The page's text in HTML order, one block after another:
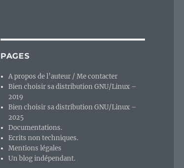
PAGES
A propos de l’auteur / Me contacter
Bien choisir sa distribution GNU/Linux –
2019
Bien choisir sa distribution GNU/Linux –
2025
Documentations.
Ecrits non techniques.
Mentions légales
Un blog indépendant.